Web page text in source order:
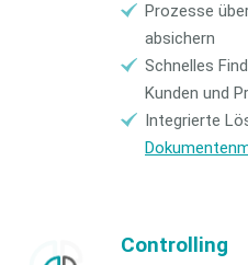
Prozesse
absichern
Schnelles
Kunden und
Integrierte
Controlling